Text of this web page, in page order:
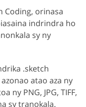
Coding, orinasa
indrindra ho
sy ny
.sketch
atao aza ny
ny PNG, JPG, TIFF,
sy tranokala.